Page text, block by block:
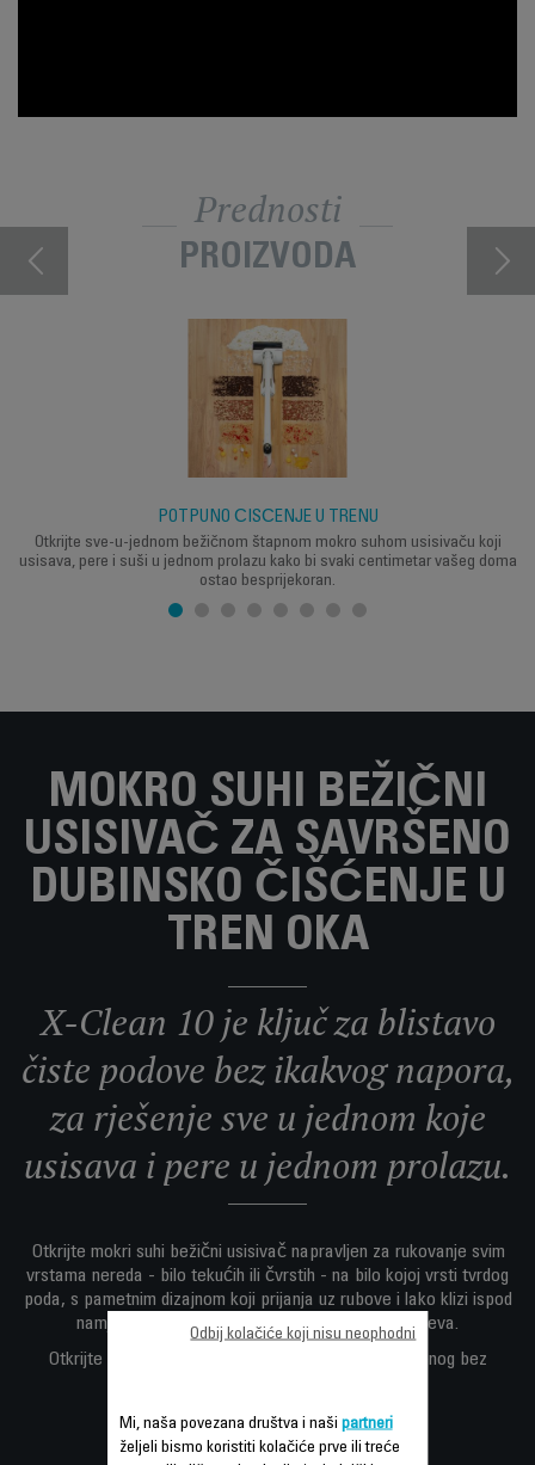
Prednosti
PROIZVODA
POTPUNO ČIŠĆENJE U TRENU
Otkrijte sve-u-jednom bežičnom štapnom mokro suhom usisivaču koji
usisava, pere i suši u jednom prolazu kako bi svaki centimetar vašeg doma
ostao besprijekoran.
MOKRO SUHI BEŽIČNI
USISIVAČ ZA SAVRŠENO
DUBINSKO ČIŠĆENJE U
TREN OKA
X-Clean 10 je ključ za blistavo
čiste podove bez ikakvog napora,
za rješenje sve u jednom koje
usisava i pere u jednom prolazu.
Otkrijte mokri suhi bežični usisivač napravljen za rukovanje svim
vrstama nereda - bilo tekućih ili čvrstih - na bilo kojoj vrsti tvrdog
poda, s pametnim dizajnom koji prijanja uz rubove i lako klizi ispod
namještaja s fleksibilnim dizajnom od 180 stupnjeva.
Otkrijte čistu radost besprijekornog doma napravljenog bez
Mi, naša povezana društva i naši partneri
željeli bismo koristiti kolačiće prve ili treće
Odbij kolačiće koji nisu neophodni